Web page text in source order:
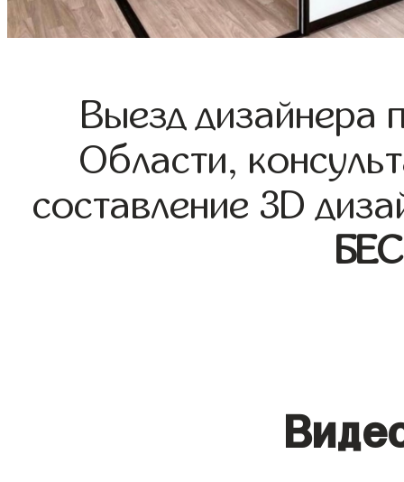
Выезд дизайнера
Области,
составление 3D